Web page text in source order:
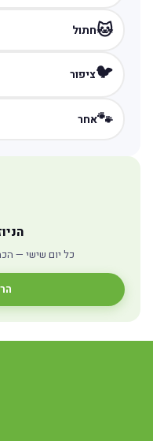
🐱חתול
🐦ציפור
🐾אחר
כל יום שישי —